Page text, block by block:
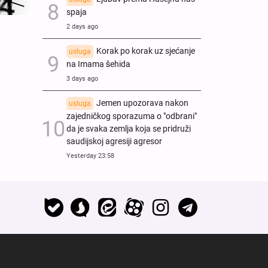
spaja
2 days ago
usluga
Korak po korak uz sjećanje
na Imama šehida
3 days ago
usluga
Jemen upozorava nakon
zajedničkog sporazuma o "odbrani"
da je svaka zemlja koja se pridruži
saudijskoj agresiji agresor
Yesterday 23:58